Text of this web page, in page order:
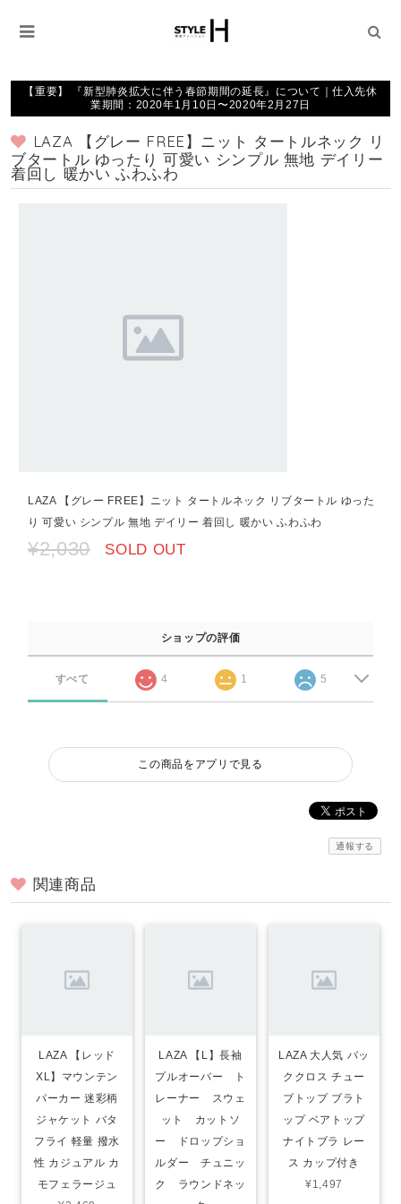
【重要】 『新型肺炎拡大に伴う春節期間の延長』について｜仕入先休
業期間：2020年1月10日〜2020年2月27日
LAZA 【グレー FREE】ニット タートルネック リ
ブタートル ゆったり 可愛い シンプル 無地 デイリー
着回し 暖かい ふわふわ
LAZA 【グレー FREE】ニット タートルネック リブタートル ゆった
り 可愛い シンプル 無地 デイリー 着回し 暖かい ふわふわ
¥2,030 SOLD OUT
ショップの評価
すべて 4 1 5
この商品をアプリで見る
通報する
関連商品
LAZA 【レッド
XL】マウンテン
パーカー 迷彩柄
ジャケット バタ
フライ 軽量 撥水
性 カジュアル カ
モフェラージュ
LAZA 【L】長袖
プルオーバー ト
レーナー スウェ
ット カットソ
ー ドロップショ
ルダー チュニッ
ク ラウンドネッ
LAZA 大人気 バッ
ククロス チュー
ブトップ ブラト
ップ ベアトップ
ナイトブラ レー
ス カップ付き
¥1,497